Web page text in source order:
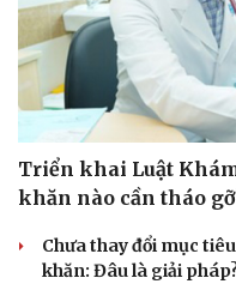
Triển khai Luật
khăn nào cần tháo
Chưa thay đổi mục
khăn: Đâu là giải